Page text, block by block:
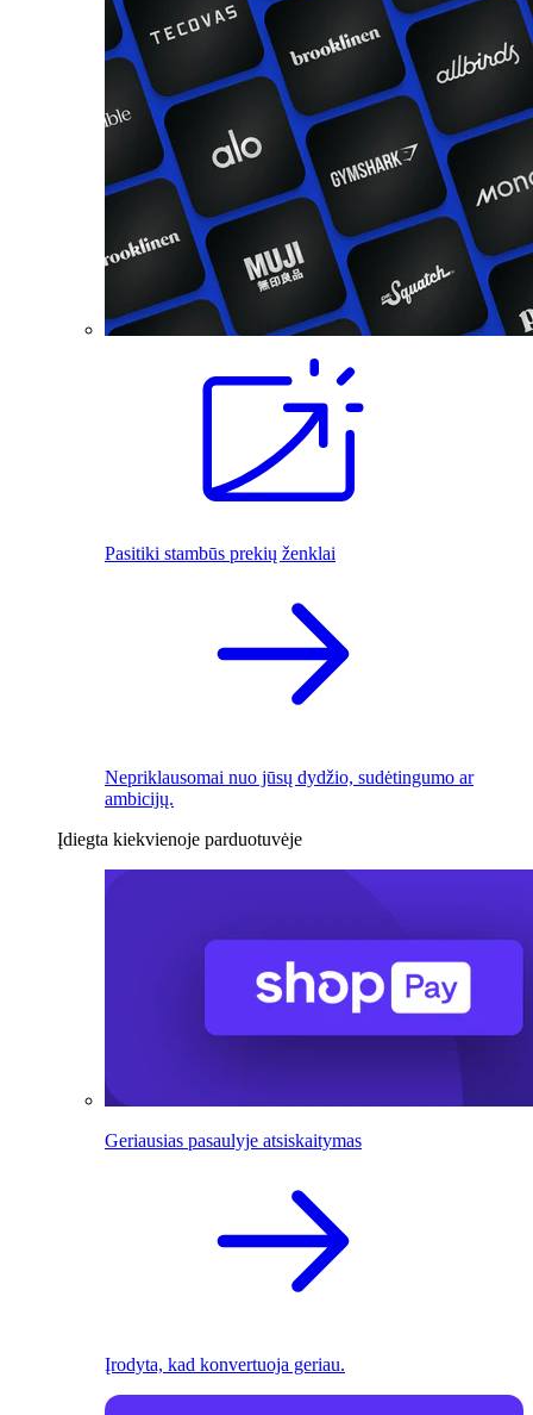
Pasitiki stambūs prekių ženklai
Nepriklausomai nuo jūsų dydžio, sudėtingumo ar
ambicijų.
Įdiegta kiekvienoje parduotuvėje
Geriausias pasaulyje atsiskaitymas
Įrodyta, kad konvertuoja geriau.